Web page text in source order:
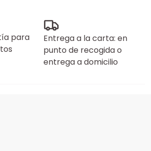
para
Entrega a la carta: en
punto de recogida o
entrega a domicilio